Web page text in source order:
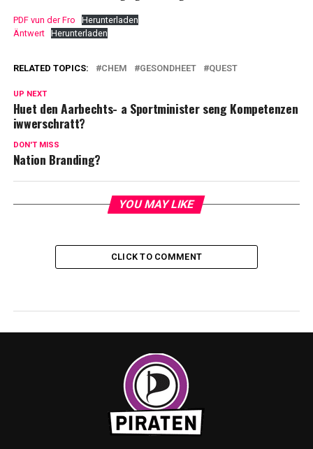
PDF vun der Fro
Herunterladen
Äntwert
Herunterladen
RELATED TOPICS: CHEM GESONDHEET QUEST
UP NEXT
Huet den Aarbechts- a Sportminister seng Kompetenzen
iwwerschratt?
DON'T MISS
Nation Branding?
YOU MAY LIKE
CLICK TO COMMENT